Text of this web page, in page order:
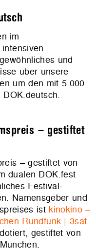
im
und
über unsere
um den mit 5.000
– gestiftet
– gestiftet von
dualen DOK.fest
Festival-
Namensgeber und
ist kinokino –
Rundfunk | 3sat.
gestiftet von